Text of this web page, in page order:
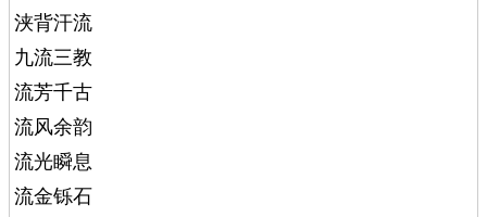
浃背汗流
九流三教
流芳千古
流风余韵
流光瞬息
流金铄石